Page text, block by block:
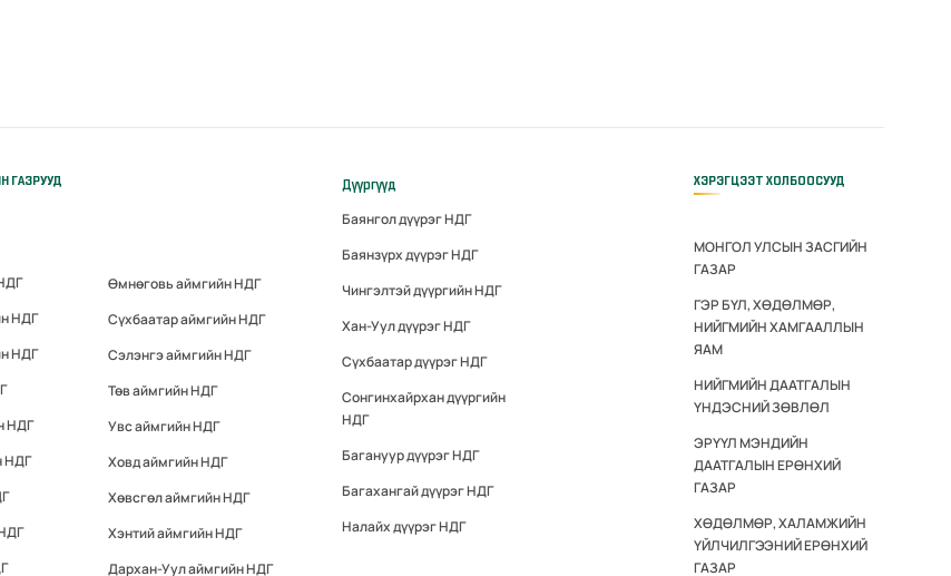
ГАЗРУУД
НДГ
НДГ
НДГ
НДГ
Өмнөговь аймгийн НДГ
Сүхбаатар аймгийн НДГ
Сэлэнгэ аймгийн НДГ
Төв аймгийн НДГ
Увс аймгийн НДГ
Ховд аймгийн НДГ
Хөвсгөл аймгийн НДГ
Хэнтий аймгийн НДГ
Дархан-Уул аймгийн НДГ
Дүүргүүд
Баянгол дүүрэг НДГ
Баянзүрх дүүрэг НДГ
Чингэлтэй дүүргийн НДГ
Хан-Уул дүүрэг НДГ
Сүхбаатар дүүрэг НДГ
Сонгинхайрхан дүүргийн
НДГ
Багануур дүүрэг НДГ
Багахангай дүүрэг НДГ
Налайх дүүрэг НДГ
ХЭРЭГЦЭЭТ ХОЛБООСУУД
МОНГОЛ УЛСЫН ЗАСГИЙН
ГАЗАР
ГЭР БҮЛ, ХӨДӨЛМӨР,
НИЙГМИЙН ХАМГААЛЛЫН
ЯАМ
НИЙГМИЙН ДААТГАЛЫН
ҮНДЭСНИЙ ЗӨВЛӨЛ
ЭРҮҮЛ МЭНДИЙН
ДААТГАЛЫН ЕРӨНХИЙ
ГАЗАР
ХӨДӨЛМӨР, ХАЛАМЖИЙН
ҮЙЛЧИЛГЭЭНИЙ ЕРӨНХИЙ
ГАЗАР